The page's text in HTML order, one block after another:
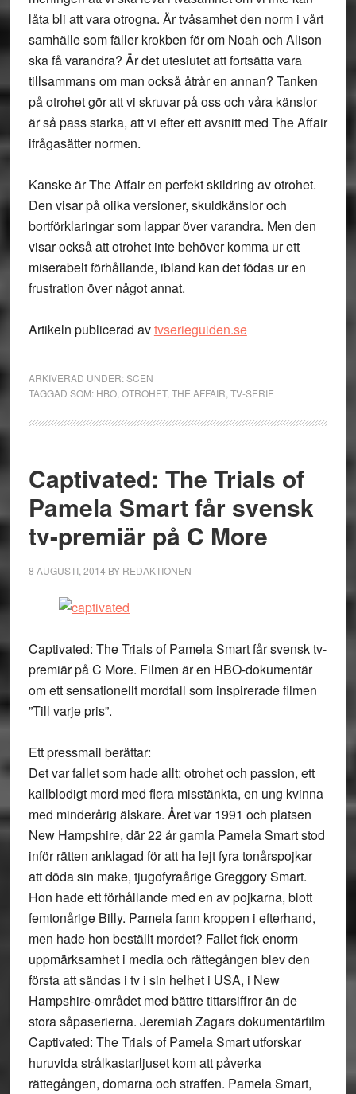
låta bli att vara otrogna. Är tvåsamhet den norm i vårt
samhälle som fäller krokben för om Noah och Alison
ska få varandra? Är det uteslutet att fortsätta vara
tillsammans om man också åtrår en annan? Tanken
på otrohet gör att vi skruvar på oss och våra känslor
är så pass starka, att vi efter ett avsnitt med The Affair
ifrågasätter normen.
Kanske är The Affair en perfekt skildring av otrohet.
Den visar på olika versioner, skuldkänslor och
bortförklaringar som lappar över varandra. Men den
visar också att otrohet inte behöver komma ur ett
miserabelt förhållande, ibland kan det födas ur en
frustration över något annat.
Artikeln publicerad avtvserieguiden.se
ARKIVERAD UNDER:SCEN
TAGGAD SOM: HBO, OTROHET, THE AFFAIR TV-SERIE
Captivated: The Trials of
Pamela Smart får svensk
tv-premiär på C More
8 AUGUSTI, 2014 BY REDAKTIONEN
Captivated: The Trials of Pamela Smart får svensk tv-
premiär på C More. Filmen är en HBO-dokumentär
om ett sensationellt mordfall som inspirerade filmen
”Till varje pris”.
Ett pressmail berättar:
Det var fallet som hade allt: otrohet och passion, ett
kallblodigt mord med flera misstänkta, en ung kvinna
med minderårig älskare. Året var 1991 och platsen
New Hampshire, där 22 år gamla Pamela Smart stod
inför rätten anklagad för att ha lejt fyra tonårspojkar
att döda sin make, tjugofyraårige Greggory Smart.
Hon hade ett förhållande med en av pojkarna, blott
femtonårige Billy. Pamela fann kroppen i efterhand,
men hade hon beställt mordet? Fallet fick enorm
uppmärksamhet i media och rättegången blev den
första att sändas i tv i sin helhet i USA, i New
Hampshire-området med bättre tittarsiffror än de
stora såpaserierna. Jeremiah Zagars dokumentärfilm
Captivated: The Trials of Pamela Smart utforskar
huruvida strålkastarljuset kom att påverka
rättegången, domarna och straffen. Pamela Smart,